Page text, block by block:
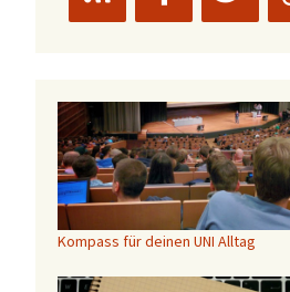
Kompass für deinen UNI Alltag